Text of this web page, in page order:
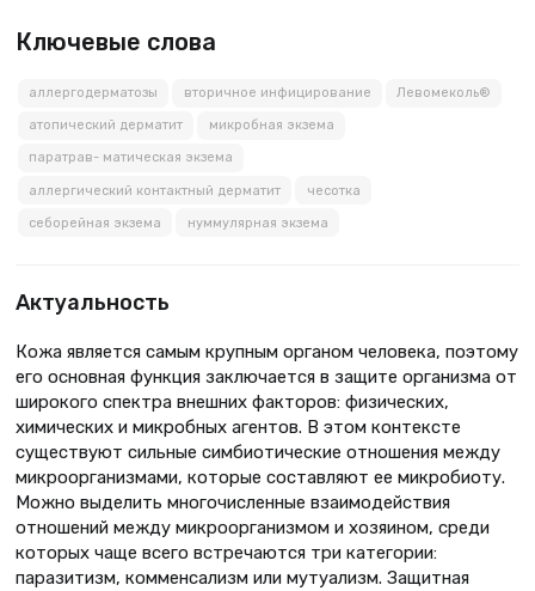
Ключевые слова
аллергодерматозы вторичное инфицирование Левомеколь®
атопический дерматит микробная экзема
паратрав- матическая экзема
аллергический контактный дерматит чесотка
себорейная экзема нуммулярная экзема
Актуальность
Кожа является самым крупным органом человека, поэтому
его основная функция заключается в защите организма от
широкого спектра внешних факторов: физических,
химических и микробных агентов. В этом контексте
существуют сильные симбиотические отношения между
микроорганизмами, которые составляют ее микробиоту.
Можно выделить многочисленные взаимодействия
отношений между микроорганизмом и хозяином, среди
которых чаще всего встречаются три категории:
паразитизм, комменсализм или мутуализм. Защитная